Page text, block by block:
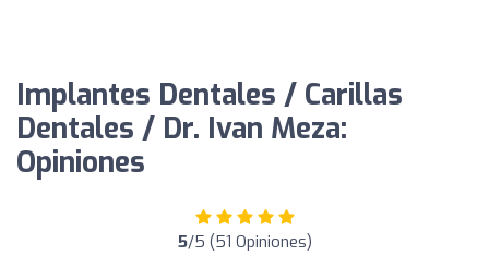
Implantes Dentales / Carillas
Dentales / Dr. Ivan Meza:
Opiniones
5/5 (51 Opiniones)